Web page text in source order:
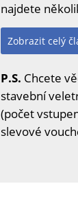
najdete
Zobrazit celý
P.S. Chcete
stavební
(počet
slevové